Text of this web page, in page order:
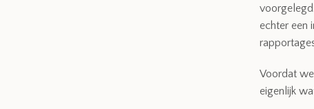
echter een
Voordat we
eigenlijk